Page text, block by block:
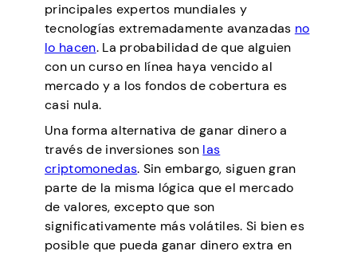
principales expertos mundiales y
tecnologías extremadamente avanzadas no
lo hacen. La probabilidad de que alguien
con un curso en línea haya vencido al
mercado y a los fondos de cobertura es
casi nula.
Una forma alternativa de ganar dinero a
través de inversiones son las
criptomonedas. Sin embargo, siguen gran
parte de la misma lógica que el mercado
de valores, excepto que son
significativamente más volátiles. Si bien es
posible que pueda ganar dinero extra en